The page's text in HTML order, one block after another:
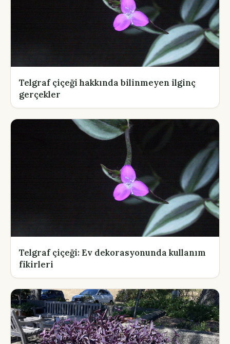
Telgraf çiçeği hakkında bilinmeyen ilginç
gerçekler
Telgraf çiçeği: Ev dekorasyonunda kullanım
fikirleri